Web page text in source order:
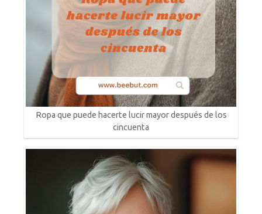
Ropa que puede hacerte lucir mayor después de los
cincuenta